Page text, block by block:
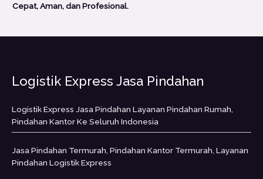
Cepat, Aman, dan Profesional.
Logistik Express Jasa Pindahan
Logistik Express Jasa Pindahan Layanan Pindahan Rumah,
Pindahan Kantor Ke Seluruh Indonesia
Jasa Pindahan Termurah, Pindahan Kantor Termurah, Layanan
Pindahan Logistik Express